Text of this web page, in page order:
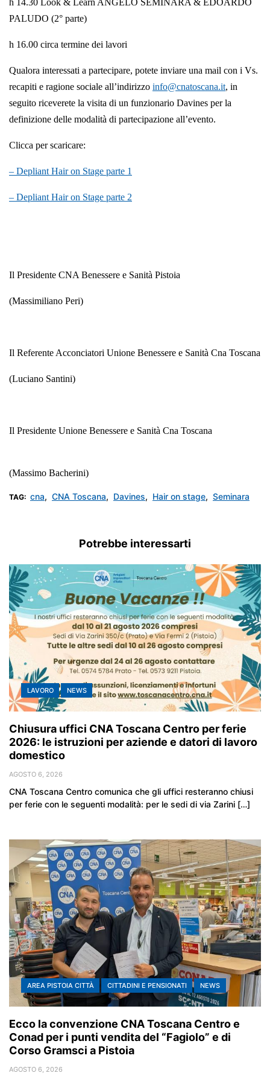
h 14.30 Look & Learn ANGELO SEMINARA & EDOARDO
PALUDO (2° parte)
h 16.00 circa termine dei lavori
Qualora interessati a partecipare, potete inviare una mail con i Vs.
recapiti e ragione sociale all’indirizzo info@cnatoscana.it, in
seguito riceverete la visita di un funzionario Davines per la
definizione delle modalità di partecipazione all’evento.
Clicca per scaricare:
– Depliant Hair on Stage parte 1
– Depliant Hair on Stage parte 2
Il Presidente CNA Benessere e Sanità Pistoia
(Massimiliano Peri)
Il Referente Acconciatori Unione Benessere e Sanità Cna Toscana
(Luciano Santini)
Il Presidente Unione Benessere e Sanità Cna Toscana
(Massimo Bacherini)
TAG: cna, CNA Toscana, Davines, Hair on stage, Seminara
Potrebbe interessarti
LAVORO NEWS
Chiusura uffici CNA Toscana Centro per ferie
2026: le istruzioni per aziende e datori di lavoro
domestico
AGOSTO 6, 2026
CNA Toscana Centro comunica che gli uffici resteranno chiusi
per ferie con le seguenti modalità: per le sedi di via Zarini […]
AREA PISTOIA CITTÀ CITTADINI E PENSIONATI NEWS
Ecco la convenzione CNA Toscana Centro e
Conad per i punti vendita del “Fagiolo” e di
Corso Gramsci a Pistoia
AGOSTO 6, 2026